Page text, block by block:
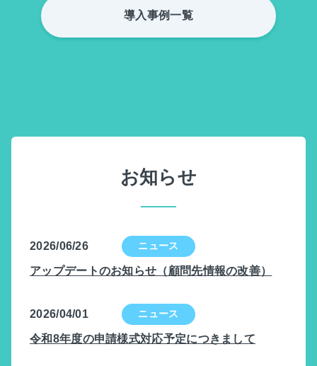
導入事例一覧
お知らせ
2026/06/26
アップデートのお知らせ（顧問先情報の改善）
2026/04/01
令和8年度の申請様式対応予定につきまして